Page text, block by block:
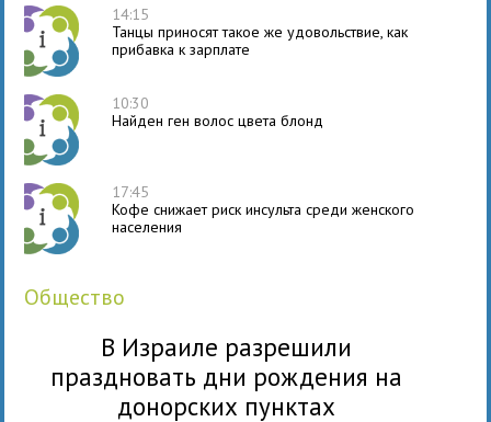
14:15
Танцы приносят такое же удовольствие, как
прибавка к зарплате
10:30
Найден ген волос цвета блонд
17:45
Кофе снижает риск инсульта среди женского
населения
общество
В Израиле разрешили
праздновать дни рождения на
донорских пунктах